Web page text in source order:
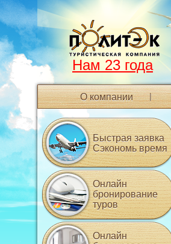
Нам 23 года
О компании
Быстрая заявка
Сэкономь время
Онлайн
бронирование
туров
Онлайн